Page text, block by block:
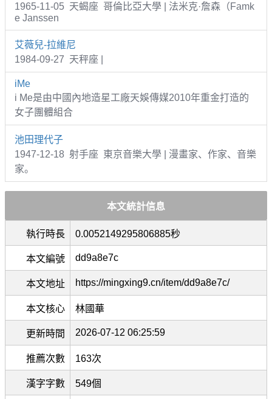
1965-11-05 天蝎座 哥倫比亞大學 | 法米克·詹森（Famk
e Janssen
艾薇兒-拉維尼
1984-09-27 天秤座 |
iMe
i Me是由中國內地造星工廠天娛傳媒2010年重金打造的
女子團體組合
池田理代子
1947-12-18 射手座 東京音樂大學 | 漫畫家、作家、音樂
家。
本文統計信息
執行時長 0.0052149295806885秒
本文編號 dd9a8e7c
本文地址 https://mingxing9.cn/item/dd9a8e7c/
本文核心 林國華
更新時間 2026-07-12 06:25:59
推薦次數 163次
漢字字數 549個